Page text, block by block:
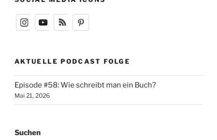
AKTUELLE PODCAST FOLGE
Episode #58: Wie schreibt man ein Buch?
Mai 21, 2026
Suchen